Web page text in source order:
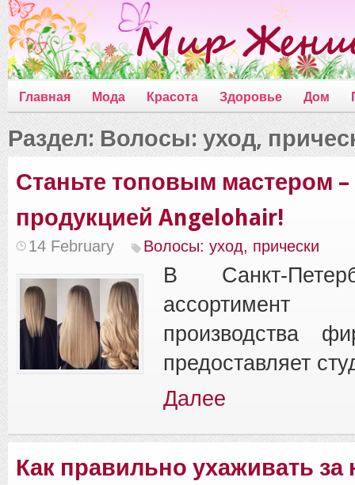
Главная Мода Красота Здоровье Дом
Раздел: Волосы: уход,
Станьте топовым мастером
продукцией Angelohair!
14 February Волосы: уход, прически
В Санкт-
производства
предоставляет
Далее
Как правильно ухаживать